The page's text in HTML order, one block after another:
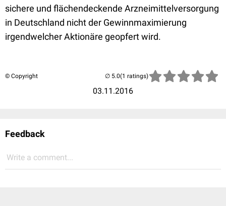
sichere und flächendeckende Arzneimittelversorgung
in Deutschland nicht der Gewinnmaximierung
irgendwelcher Aktionäre geopfert wird.
© Copyright
03.11.2016
(1 ratings)
Feedback
Write a comment...